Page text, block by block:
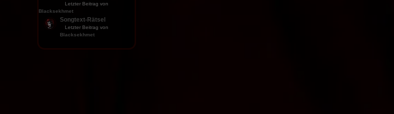
Letzter Beitrag von
Blacksekhmet
Songtext-Rätsel
Letzter Beitrag von
Blacksekhmet